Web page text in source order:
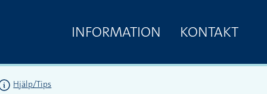
INFORMATION KONTAKT
Hjälp/Tips